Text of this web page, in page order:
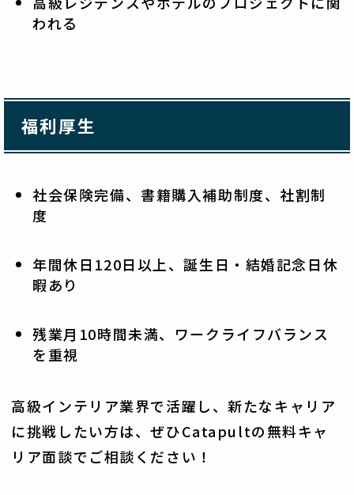
われる
福利厚生
社会保険完備、書籍購入補助制度、社割制
度
年間休日120日以上、誕生日・結婚記念日休
暇あり
残業月10時間未満、ワークライフバランス
を重視
高級インテリア業界で活躍し、新たなキャリア
に挑戦したい方は、ぜひCatapultの無料キャ
リア面談でご相談ください！